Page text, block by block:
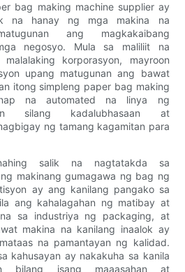
bag making machine supplier ay
na hanay ng mga makina na
ang magkakaibang
negosyo. Mula sa maliliit na
korporasyon, mayroon
upang matugunan ang bawat
itong simpleng paper bag making
na automated na linya ng
silang kadalubhasaan at
ng tamang kagamitan para
salik na nagtatakda sa
makinang gumagawa ng bag ng
ay ang kanilang pangako sa
ang kahalagahan ng matibay at
sa industriya ng packaging, at
makina na kanilang inaalok ay
na pamantayan ng kalidad.
kahusayan ay nakakuha sa kanila
bilang isang maaasahan at